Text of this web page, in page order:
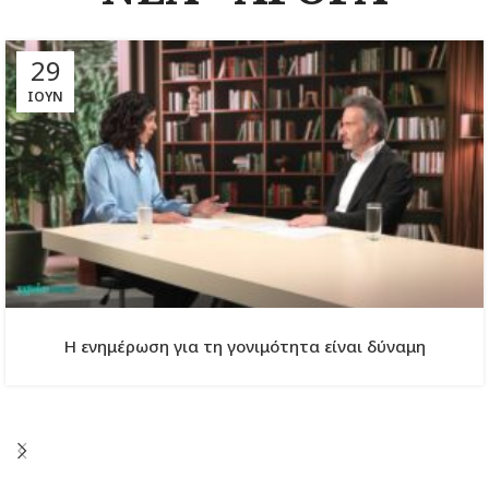
29
ΙΟΎΝ
Η ενημέρωση για τη γονιμότητα είναι δύναμη